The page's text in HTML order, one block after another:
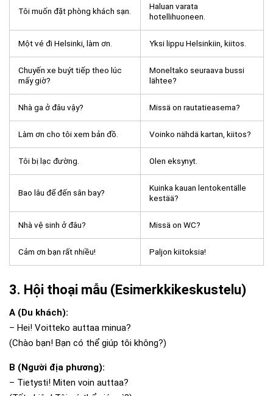
Tôi muốn đặt phòng khách sạn.
Haluan varata
hotellihuoneen.
Một vé đi Helsinki, làm ơn. Yksi lippu Helsinkiin, kiitos.
Chuyến xe buýt tiếp theo lúc
mấy giờ?
Moneltako seuraava bussi
lähtee?
Nhà ga ở đâu vậy? Missä on rautatieasema?
Làm ơn cho tôi xem bản đồ. Voinko nähdä kartan, kiitos?
Tôi bị lạc đường. Olen eksynyt.
Bao lâu để đến sân bay?
Kuinka kauan lentokentälle
kestää?
Nhà vệ sinh ở đâu? Missä on WC?
Cảm ơn bạn rất nhiều! Paljon kiitoksia!
3. Hội thoại mẫu (Esimerkkikeskustelu)
A (Du khách):
– Hei! Voitteko auttaa minua?
(Chào bạn! Bạn có thể giúp tôi không?)
B (Người địa phương):
– Tietysti! Miten voin auttaa?